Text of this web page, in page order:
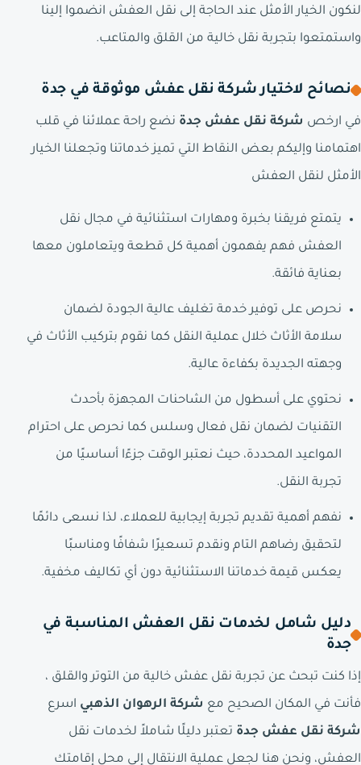
لنكون الخيار الأمثل عند الحاجة إلى نقل العفش انضموا إلينا
واستمتعوا بتجربة نقل خالية من القلق والمتاعب.
نصائح لاختيار شركة نقل عفش موثوقة في جدة
في ارخص شركة نقل عفش جدة نضع راحة عملائنا في قلب
اهتمامنا وإليكم بعض النقاط التي تميز خدماتنا وتجعلنا الخيار
الأمثل لنقل العفش
يتمتع فريقنا بخبرة ومهارات استثنائية في مجال نقل
العفش فهم يفهمون أهمية كل قطعة ويتعاملون معها
بعناية فائقة.
نحرص على توفير خدمة تغليف عالية الجودة لضمان
سلامة الأثاث خلال عملية النقل كما نقوم بتركيب الأثاث في
وجهته الجديدة بكفاءة عالية.
نحتوي على أسطول من الشاحنات المجهزة بأحدث
التقنيات لضمان نقل فعال وسلس كما نحرص على احترام
المواعيد المحددة، حيث نعتبر الوقت جزءًا أساسيًا من
تجربة النقل.
نفهم أهمية تقديم تجربة إيجابية للعملاء، لذا نسعى دائمًا
لتحقيق رضاهم التام ونقدم تسعيرًا شفافًا ومناسبًا
يعكس قيمة خدماتنا الاستثنائية دون أي تكاليف مخفية.
دليل شامل لخدمات نقل العفش المناسبة في
جدة
إذا كنت تبحث عن تجربة نقل عفش خالية من التوتر والقلق ،
فأنت في المكان الصحيح مع شركة الرهوان الذهبي اسرع
شركة نقل عفش جدة تعتبر دليلًا شاملاً لخدمات نقل
العفش، ونحن هنا لجعل عملية الانتقال إلى محل إقامتك